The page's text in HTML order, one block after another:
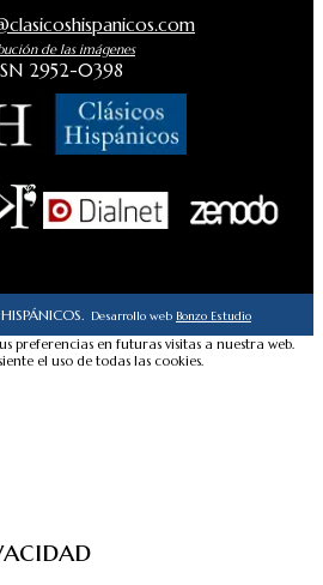
de las imágenes
2952-0398
Desarrollo web Bonzo Estudio
preferencias en futuras visitas a nuestra web.
el uso de todas las cookies.